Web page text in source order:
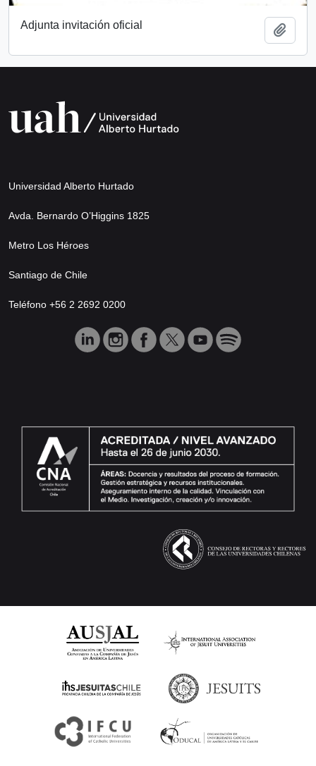
Adjunta invitación oficial
Universidad Alberto Hurtado
Avda. Bernardo O’Higgins 1825
Metro Los Héroes
Santiago de Chile
Teléfono +56 2 2692 0200